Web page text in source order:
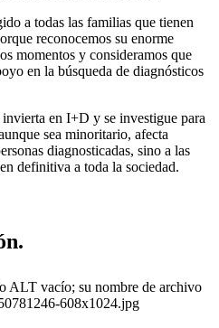
a todas las familias que tienen
reconocemos su enorme
momentos y consideramos que
en la búsqueda de diagnósticos
en I+D y se investigue para
sea minoritario, afecta
diagnosticadas, sino a las
definitiva a toda la sociedad.